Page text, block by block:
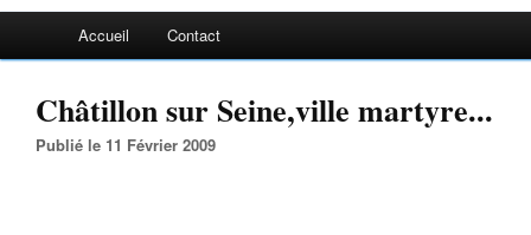
Accueil Contact
Châtillon sur Seine,ville martyre...
Publié le 11 Février 2009